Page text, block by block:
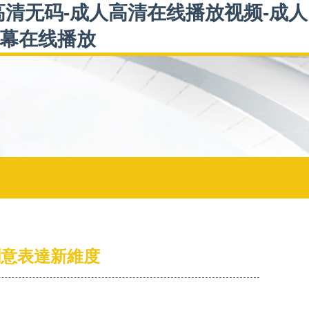
无码-成人高清在线播放视频-成人
在线播放
表達新維度